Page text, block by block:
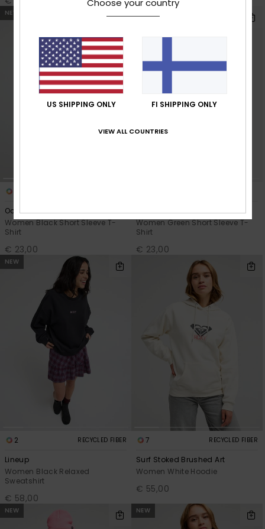
NEW
Oceanregular Poster
Women Black Short Sleeve T-
Shirt
€ 23,00
Oceanwave Regular Emby
Women Green Short Sleeve T-
Shirt
€ 23,00
NEW
2 RECYCLED FIBER
Lineup
Women Black Relaxed
Sweatshirt
€ 58,00
7 RECYCLED FIBER
Surf Stoked Brushed Art
Women White Hoodie
€ 55,00
NEW NEW
Choose your country
US SHIPPING ONLY FI SHIPPING ONLY
VIEW ALL COUNTRIES